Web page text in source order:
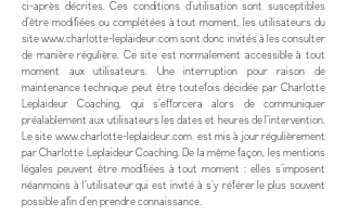
ci-après décrites. Ces conditions d’utilisation sont susceptibles
d’être modifiées ou complétées à tout moment, les utilisateurs du
sitewww.charlotte-leplaideur.com sont donc invités à les consulter
de manière régulière. Ce site est normalement accessible à tout
moment aux utilisateurs. Une interruption pour raison de
maintenance technique peut être toutefois décidée par Charlotte
Leplaideur Coaching, qui s’efforcera alors de communiquer
préalablement aux utilisateurs les dates et heures de l’intervention.
Le site www.charlotte-leplaideur.comest mis à jour régulièrement
par Charlotte Leplaideur Coaching. De la même façon, les mentions
légales peuvent être modifiées à tout moment : elles s’imposent
néanmoins à l’utilisateur qui est invité à s’y référer le plus souvent
possible afin d’en prendre connaissance.